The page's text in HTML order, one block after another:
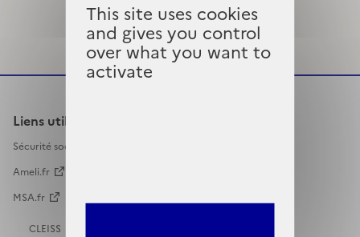
This site uses cookies
and gives you control
over what you want to
activate
Liens utiles
Sécurité sociale
Ameli.fr
MSA.fr
CLEISS